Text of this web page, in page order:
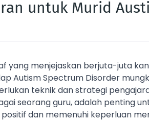
untuk Murid
yang menjejaskan berjuta-juta
Autism Spectrum Disorder
teknik dan strategi
seorang guru, adalah penting
dan memenuhi keperluan